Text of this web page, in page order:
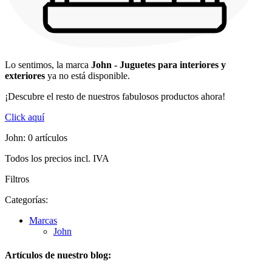
Lo sentimos, la marca John - Juguetes para interiores y
exteriores ya no está disponible.
¡Descubre el resto de nuestros fabulosos productos ahora!
Click aquí
John: 0 artículos
Todos los precios incl. IVA
Filtros
Categorías:
Marcas
John
Artículos de nuestro blog: